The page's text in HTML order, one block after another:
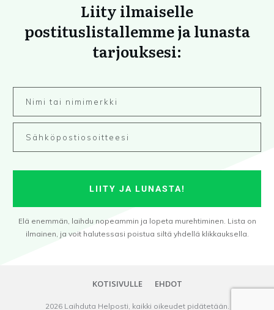
Liity ilmaiselle
postituslistallemme ja lunasta
tarjouksesi:
LIITY JA LUNASTA!
Elä enemmän, laihdu nopeammin ja lopeta murehtiminen. Lista on
ilmainen, ja voit halutessasi poistua siltä yhdellä klikkauksella.
KOTISIVULLE EHDOT
2026 Laihduta Helposti, kaikki oikeudet pidätetään.